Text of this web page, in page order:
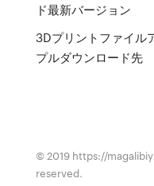
ド最新バージョン
3Dプリントファイル
プルダウンロード先
© 2019 https://
reserved.